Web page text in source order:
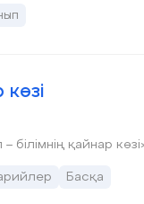
көзі
білімнің қайнар
Басқа